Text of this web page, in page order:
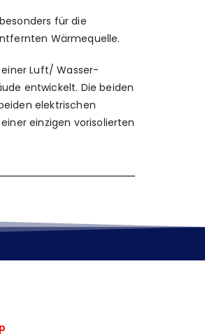
für die
Wärmequelle.
einer Luft/ Wasser-
entwickelt. Die beiden
elektrischen
einzigen vorisolierten